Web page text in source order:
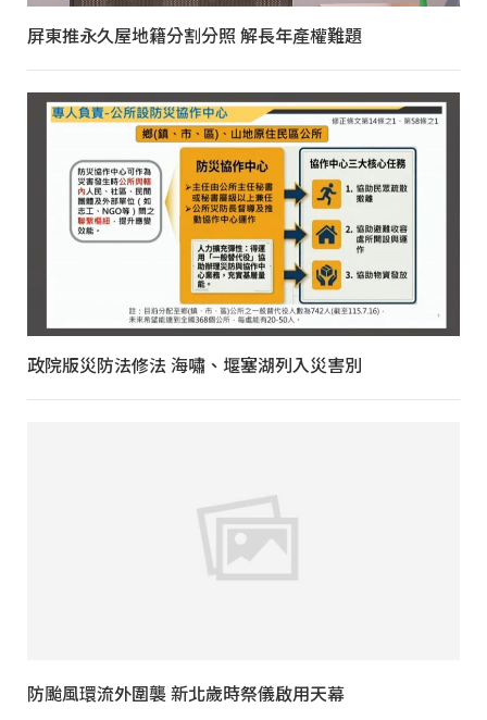
屏東推永久屋地籍分割分照 解長年產權難題
政院版災防法修法 海嘯、堰塞湖列入災害別
防颱風環流外圍襲 新北歲時祭儀啟用天幕